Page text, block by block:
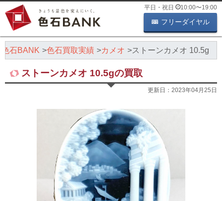
平日・祝日 10:00〜19:00
フリーダイヤル
石BANK 色石買取実績 カメオ ストーンカメオ 10.5g
ストーンカメオ 10.5gの買取
更新日： 2023年04月25日